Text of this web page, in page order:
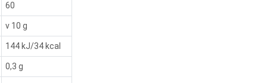
60
v 10 g
144 kJ/34 kcal
0,3 g